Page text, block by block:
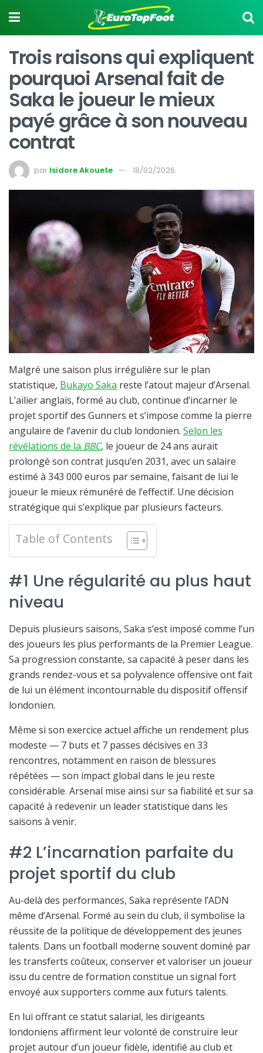
Trois raisons qui expliquent
pourquoi Arsenal fait de
Saka le joueur le mieux
payé grâce à son nouveau
contrat
par Isidore Akouete 18/02/2026
Malgré une saison plus irrégulière sur le plan
statistique, Bukayo Saka reste l’atout majeur d’Arsenal.
L’ailier anglais, formé au club, continue d’incarner le
projet sportif des Gunners et s’impose comme la pierre
angulaire de l’avenir du club londonien. Selon les
révélations de la BBC, le joueur de 24 ans aurait
prolongé son contrat jusqu’en 2031, avec un salaire
estimé à 343 000 euros par semaine, faisant de lui le
joueur le mieux rémunéré de l’effectif. Une décision
stratégique qui s’explique par plusieurs facteurs.
Table of Contents
#1 Une régularité au plus haut
niveau
Depuis plusieurs saisons, Saka s’est imposé comme l’un
des joueurs les plus performants de la Premier League.
Sa progression constante, sa capacité à peser dans les
grands rendez-vous et sa polyvalence offensive ont fait
de lui un élément incontournable du dispositif offensif
londonien.
Même si son exercice actuel affiche un rendement plus
modeste — 7 buts et 7 passes décisives en 33
rencontres, notamment en raison de blessures
répétées — son impact global dans le jeu reste
considérable. Arsenal mise ainsi sur sa fiabilité et sur sa
capacité à redevenir un leader statistique dans les
saisons à venir.
#2 L’incarnation parfaite du
projet sportif du club
Au-delà des performances, Saka représente l’ADN
même d’Arsenal. Formé au sein du club, il symbolise la
réussite de la politique de développement des jeunes
talents. Dans un football moderne souvent dominé par
les transferts coûteux, conserver et valoriser un joueur
issu du centre de formation constitue un signal fort
envoyé aux supporters comme aux futurs talents.
En lui offrant ce statut salarial, les dirigeants
londoniens affirment leur volonté de construire leur
projet autour d’un joueur fidèle, identifié au club et